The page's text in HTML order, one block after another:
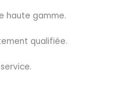
haute gamme.
qualifiée.